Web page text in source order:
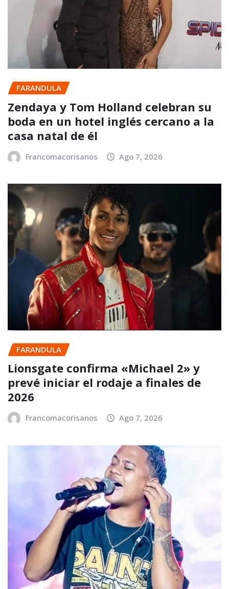
FARANDULA
Zendaya y Tom Holland celebran su
boda en un hotel inglés cercano a la
casa natal de él
Francomacorisanos Ago 7, 2026
FARANDULA
Lionsgate confirma «Michael 2» y
prevé iniciar el rodaje a finales de
2026
Francomacorisanos Ago 7, 2026